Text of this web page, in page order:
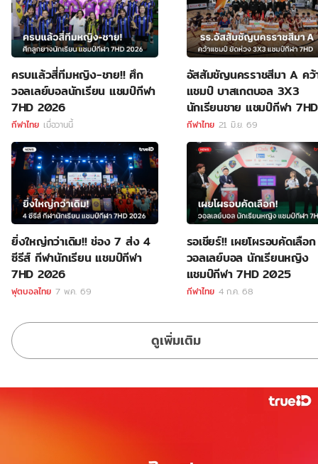
ครบแล้วสี่ทีมหญิง-ชาย!! ศึก
วอลเลย์บอลนักเรียน แชมป์กีฬา
7HD 2026
กีฬาไทย เมื่อวานนี้
อัสสัมชัญนครราชสีมา A คว้
แชมป์ บาสเกตบอล 3X3
นักเรียนชาย แชมป์กีฬา 7HD
กีฬาไทย 21 มิ.ย. 69
ยิ่งใหญ่กว่าเดิม!! ช่อง 7 ส่ง 4
ซีรีส์ กีฬานักเรียน แชมป์กีฬา
7HD 2026
ฟุตบอลไทย 7 พ.ค. 69
รอเชียร์!! เผยโผรอบคัดเลือก
วอลเลย์บอล นักเรียนหญิง
แชมป์กีฬา 7HD 2025
กีฬาไทย 4 ก.ค. 68
ดูเพิ่มเติม